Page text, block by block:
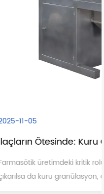
İlaçların Ötesinde: Kuru Granülasyonun Geniş Endüstriyel Uygulamaları
nedeniyle sıklıkla öne
birçok büyük